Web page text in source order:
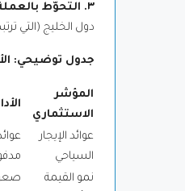
٣. التحوّط بالعملة الصعبة وتنويع المحفظة
دول الخليج (التي
جدول توضيحي:
المؤشر
الاستثماري
عوائد الإيجار
السياحي
نمو القيمة